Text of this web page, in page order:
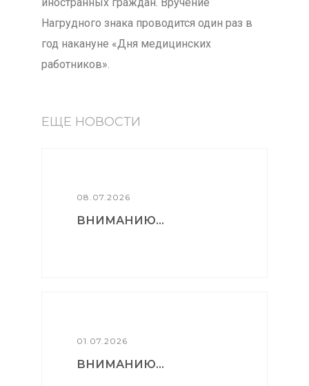
Нагрудного знака проводится один раз в
год накануне «Дня медицинских
работников».
ЕЩЕ НОВОСТИ
08.07.2026
ВНИМАНИЮ...
01.07.2026
ВНИМАНИЮ...